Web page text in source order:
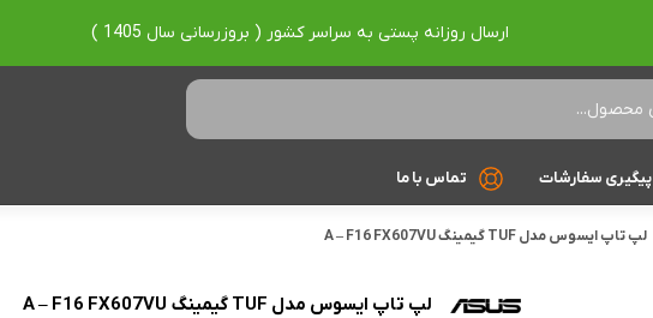
ارسال روزانه پستی به سراسر کشور ( بروزرسانی سال 1405 )
پیگیری سفارشات تماس با ما
لپ تاپ ایسوس مدل TUF گیمینگ A – F16 FX607VU
لپ تاپ ایسوس مدل TUF گیمینگ A – F16 FX607VU